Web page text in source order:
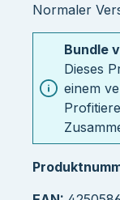
Normaler
Bundle
Dieses
einem